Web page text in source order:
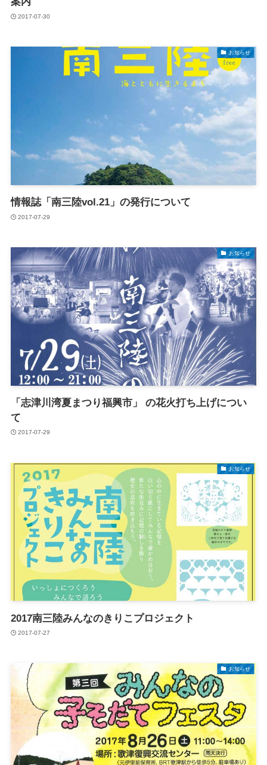
2017-07-30
お知らせ
情報誌「南三陸vol.21」の発行について
2017-07-29
お知らせ
「志津川湾夏まつり福興市」 の花火打ち上げについ
て
2017-07-29
お知らせ
2017南三陸みんなのきりこプロジェクト
2017-07-27
お知らせ